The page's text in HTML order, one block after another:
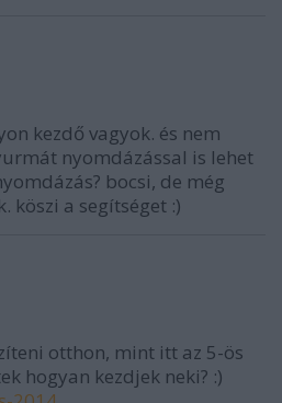
kezdő vagyok. és nem
nyomdázással is lehet
bocsi, de még
köszi a segítséget :)
otthon, mint itt az 5-ös
hogyan kezdjek neki? :)